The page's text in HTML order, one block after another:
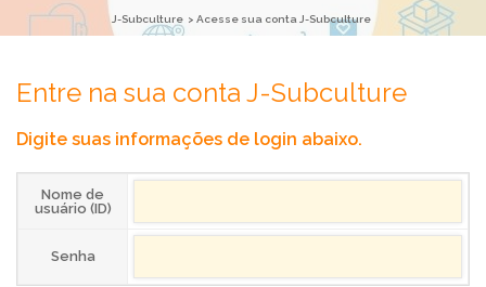
J-Subculture Acesse sua conta J-Subculture
Entre na sua conta J-Subculture
Digite suas informações de login abaixo.
Nome de
usuário (ID)
Senha